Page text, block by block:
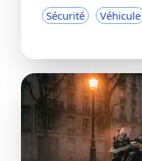
Sécurité Véhicule